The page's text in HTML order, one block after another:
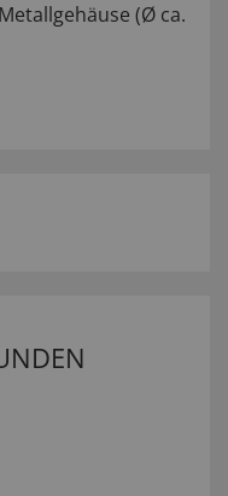
(Ø ca.